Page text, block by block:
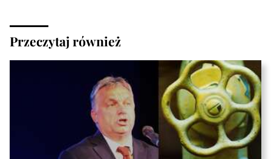
Przeczytaj również